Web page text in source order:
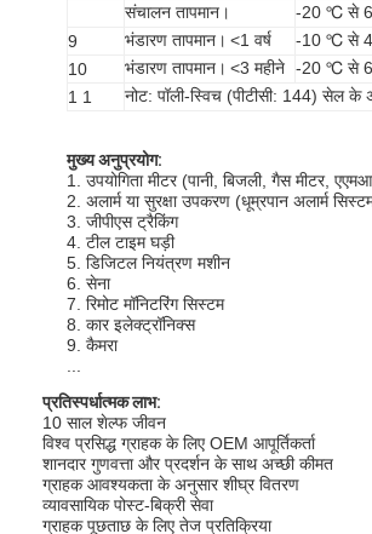
संचालन तापमान।
-20 ℃ से
9
भंडारण तापमान। <1 वर्ष
-10 ℃ से
10
भंडारण तापमान। <3 महीने -20 ℃ से
1 1
नोट: पॉली-स्विच (पीटीसी: 144) सेल के
मुख्य अनुप्रयोग:
1. उपयोगिता मीटर (पानी, बिजली, गैस मीटर,
2. अलार्म या सुरक्षा उपकरण (धूम्रपान अलार्म
3. जीपीएस ट्रैकिंग
4. टील टाइम घड़ी
5. डिजिटल नियंत्रण मशीन
6. सेना
7. रिमोट मॉनिटरिंग सिस्टम
8. कार इलेक्ट्रॉनिक्स
9. कैमरा
प्रतिस्पर्धात्मक लाभ:
10 साल शेल्फ जीवन
विश्व प्रसिद्ध ग्राहक के लिए OEM आपूर्तिकर्ता
शानदार गुणवत्ता और प्रदर्शन के साथ अच्छी कीमत
ग्राहक आवश्यकता के अनुसार शीघ्र वितरण
व्यावसायिक पोस्ट-बिक्री सेवा
ग्राहक पूछताछ के लिए तेज प्रतिक्रिया